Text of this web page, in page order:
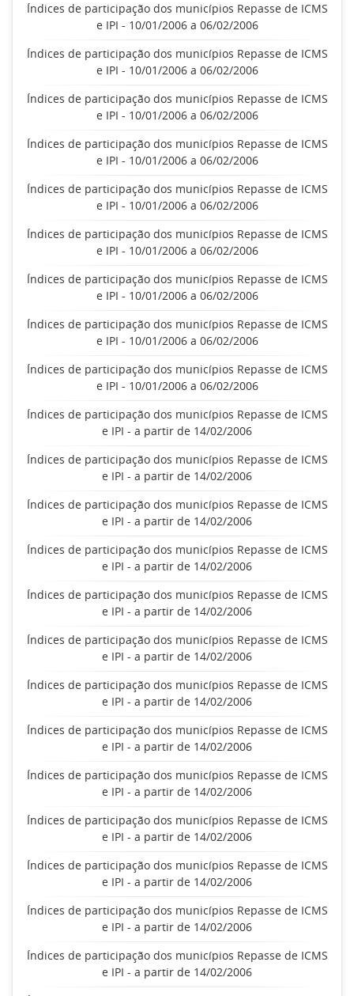
Índices de participação dos municípios Repasse de ICMS
e IPI - 10/01/2006 a 06/02/2006
Índices de participação dos municípios Repasse de ICMS
e IPI - 10/01/2006 a 06/02/2006
Índices de participação dos municípios Repasse de ICMS
e IPI - 10/01/2006 a 06/02/2006
Índices de participação dos municípios Repasse de ICMS
e IPI - 10/01/2006 a 06/02/2006
Índices de participação dos municípios Repasse de ICMS
e IPI - 10/01/2006 a 06/02/2006
Índices de participação dos municípios Repasse de ICMS
e IPI - 10/01/2006 a 06/02/2006
Índices de participação dos municípios Repasse de ICMS
e IPI - 10/01/2006 a 06/02/2006
Índices de participação dos municípios Repasse de ICMS
e IPI - 10/01/2006 a 06/02/2006
Índices de participação dos municípios Repasse de ICMS
e IPI - 10/01/2006 a 06/02/2006
Índices de participação dos municípios Repasse de ICMS
e IPI - a partir de 14/02/2006
Índices de participação dos municípios Repasse de ICMS
e IPI - a partir de 14/02/2006
Índices de participação dos municípios Repasse de ICMS
e IPI - a partir de 14/02/2006
Índices de participação dos municípios Repasse de ICMS
e IPI - a partir de 14/02/2006
Índices de participação dos municípios Repasse de ICMS
e IPI - a partir de 14/02/2006
Índices de participação dos municípios Repasse de ICMS
e IPI - a partir de 14/02/2006
Índices de participação dos municípios Repasse de ICMS
e IPI - a partir de 14/02/2006
Índices de participação dos municípios Repasse de ICMS
e IPI - a partir de 14/02/2006
Índices de participação dos municípios Repasse de ICMS
e IPI - a partir de 14/02/2006
Índices de participação dos municípios Repasse de ICMS
e IPI - a partir de 14/02/2006
Índices de participação dos municípios Repasse de ICMS
e IPI - a partir de 14/02/2006
Índices de participação dos municípios Repasse de ICMS
e IPI - a partir de 14/02/2006
Índices de participação dos municípios Repasse de ICMS
e IPI - a partir de 14/02/2006